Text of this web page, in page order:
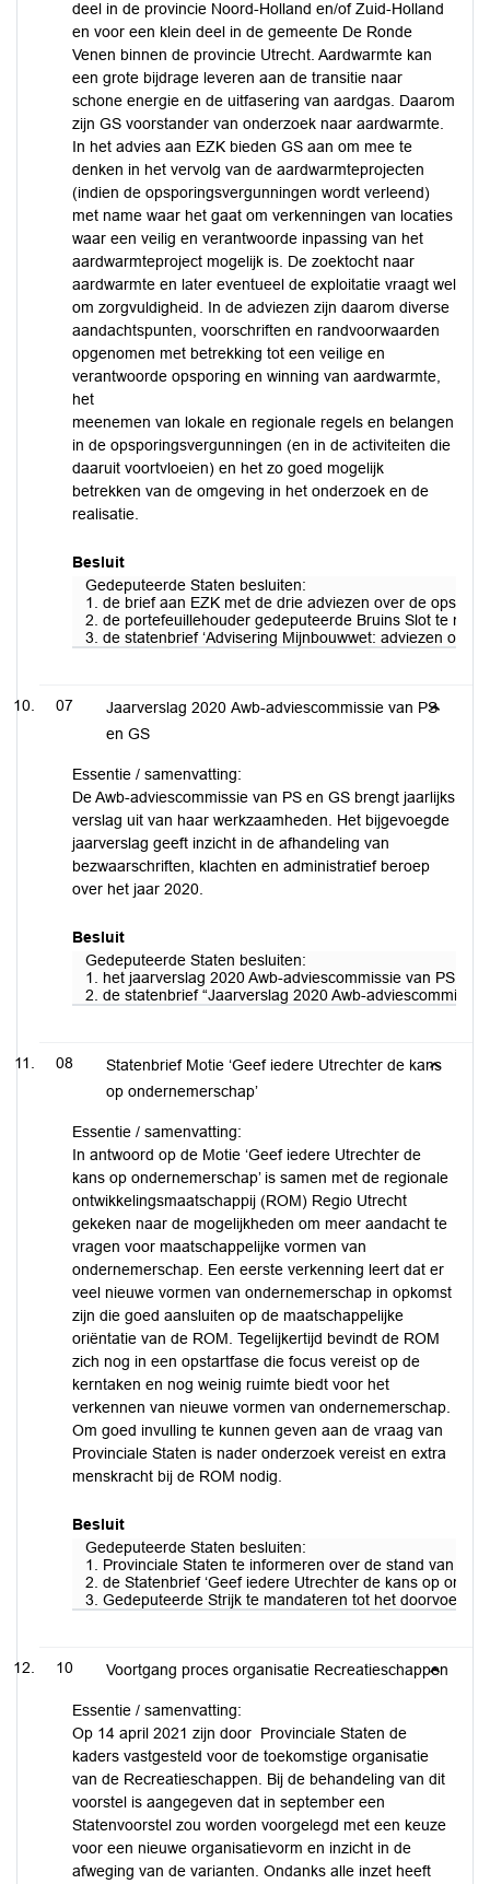
deel in de provincie Noord-Holland en/of Zuid-Holland
en voor een klein deel in de gemeente De Ronde
Venen binnen de provincie Utrecht. Aardwarmte kan
een grote bijdrage leveren aan de transitie naar
schone energie en de uitfasering van aardgas. Daarom
zijn GS voorstander van onderzoek naar aardwarmte.
In het advies aan EZK bieden GS aan om mee te
denken in het vervolg van de aardwarmteprojecten
(indien de opsporingsvergunningen wordt verleend)
met name waar het gaat om verkenningen van locaties
waar een veilig en verantwoorde inpassing van het
aardwarmteproject mogelijk is. De zoektocht naar
aardwarmte en later eventueel de exploitatie vraagt wel
om zorgvuldigheid. In de adviezen zijn daarom diverse
aandachtspunten, voorschriften en randvoorwaarden
opgenomen met betrekking tot een veilige en
verantwoorde opsporing en winning van aardwarmte,
het
meenemen van lokale en regionale regels en belangen
in de opsporingsvergunningen (en in de activiteiten die
daaruit voortvloeien) en het zo goed mogelijk
betrekken van de omgeving in het onderzoek en de
realisatie.
Besluit
Gedeputeerde Staten besluiten:
1. de brief aan EZK met de drie adviezen over de
2. de portefeuillehouder gedeputeerde Bruins Slot te
3. de statenbrief ‘Advisering Mijnbouwwet: adviezen
07
Jaarverslag 2020 Awb-adviescommissie van PS
en GS
Essentie / samenvatting:
De Awb-adviescommissie van PS en GS brengt jaarlijks
verslag uit van haar werkzaamheden. Het bijgevoegde
jaarverslag geeft inzicht in de afhandeling van
bezwaarschriften, klachten en administratief beroep
over het jaar 2020.
Besluit
Gedeputeerde Staten besluiten:
1. het jaarverslag 2020 Awb-adviescommissie van PS en
2. de statenbrief “Jaarverslag 2020 Awb-
08
Statenbrief Motie ‘Geef iedere Utrechter de kans
op ondernemerschap’
Essentie / samenvatting:
In antwoord op de Motie ‘Geef iedere Utrechter de
kans op ondernemerschap’ is samen met de regionale
ontwikkelingsmaatschappij (ROM) Regio Utrecht
gekeken naar de mogelijkheden om meer aandacht te
vragen voor maatschappelijke vormen van
ondernemerschap. Een eerste verkenning leert dat er
veel nieuwe vormen van ondernemerschap in opkomst
zijn die goed aansluiten op de maatschappelijke
oriëntatie van de ROM. Tegelijkertijd bevindt de ROM
zich nog in een opstartfase die focus vereist op de
kerntaken en nog weinig ruimte biedt voor het
verkennen van nieuwe vormen van ondernemerschap.
Om goed invulling te kunnen geven aan de vraag van
Provinciale Staten is nader onderzoek vereist en extra
menskracht bij de ROM nodig.
Besluit
Gedeputeerde Staten besluiten:
1. Provinciale Staten te informeren over de stand van
2. de Statenbrief ‘Geef iedere Utrechter de kans op
3. Gedeputeerde Strijk te mandateren tot het
10 Voortgang proces organisatie Recreatieschappen
Essentie / samenvatting:
Op 14 april 2021 zijn door Provinciale Staten de
kaders vastgesteld voor de toekomstige organisatie
van de Recreatieschappen. Bij de behandeling van dit
voorstel is aangegeven dat in september een
Statenvoorstel zou worden voorgelegd met een keuze
voor een nieuwe organisatievorm en inzicht in de
afweging van de varianten. Ondanks alle inzet heeft